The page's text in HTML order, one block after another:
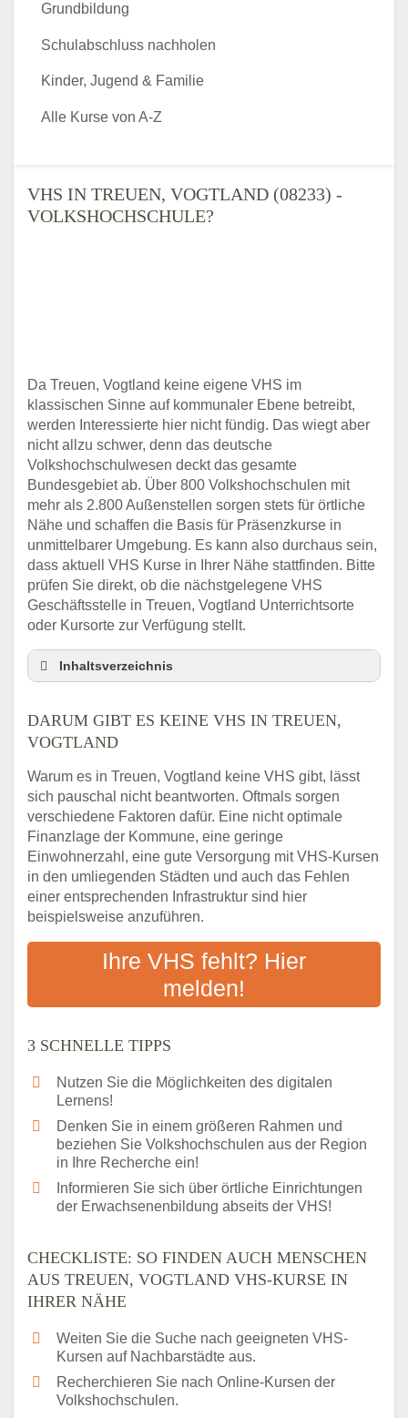
VHS IN TREUEN, VOGTLAND (08233) -
VOLKSHOCHSCHULE?
Da Treuen, Vogtland keine eigene VHS im
klassischen Sinne auf kommunaler Ebene betreibt,
werden Interessierte hier nicht fündig. Das wiegt aber
nicht allzu schwer, denn das deutsche
Volkshochschulwesen deckt das gesamte
Bundesgebiet ab. Über 800 Volkshochschulen mit
mehr als 2.800 Außenstellen sorgen stets für örtliche
Nähe und schaffen die Basis für Präsenzkurse in
unmittelbarer Umgebung. Es kann also durchaus sein,
dass aktuell VHS Kurse in Ihrer Nähe stattfinden. Bitte
prüfen Sie direkt, ob die nächstgelegene VHS
Geschäftsstelle in Treuen, Vogtland Unterrichtsorte
oder Kursorte zur Verfügung stellt.
Inhaltsverzeichnis
Vogtland
3 schnelle Tipps
Treuen, Vogtland VHS-Kurse in Ihrer Nähe
Abendschule in der Region rund um Treuen,
Vogtland
VHS steht für Erwachsenenbildung
Online-Kurse: Alternative Angebote zum
VHS-Kurs
Vor- und Nachteile von Online-Kursen
Checkliste: Darauf kommt es bei
Bildungsangeboten an
Das bundesweite Volkshochschulwesen
DARUM GIBT ES KEINE VHS IN TREUEN,
VOGTLAND
Warum es in Treuen, Vogtland keine VHS gibt, lässt
sich pauschal nicht beantworten. Oftmals sorgen
verschiedene Faktoren dafür. Eine nicht optimale
Finanzlage der Kommune, eine geringe
Einwohnerzahl, eine gute Versorgung mit VHS-Kursen
in den umliegenden Städten und auch das Fehlen
einer entsprechenden Infrastruktur sind hier
beispielsweise anzuführen.
Ihre VHS fehlt? Hier
melden!
3 SCHNELLE TIPPS
Nutzen Sie die Möglichkeiten des digitalen
Lernens!
Denken Sie in einem größeren Rahmen und
beziehen Sie Volkshochschulen aus der Region
in Ihre Recherche ein!
Informieren Sie sich über örtliche Einrichtungen
der Erwachsenenbildung abseits der VHS!
CHECKLISTE: SO FINDEN AUCH MENSCHEN
AUS TREUEN, VOGTLAND VHS-KURSE IN
IHRER NÄHE
Weiten Sie die Suche nach geeigneten VHS-
Kursen auf Nachbarstädte aus.
Recherchieren Sie nach Online-Kursen der
Volkshochschulen.
Grundbildung
Schulabschluss nachholen
Kinder, Jugend & Familie
Alle Kurse von A-Z